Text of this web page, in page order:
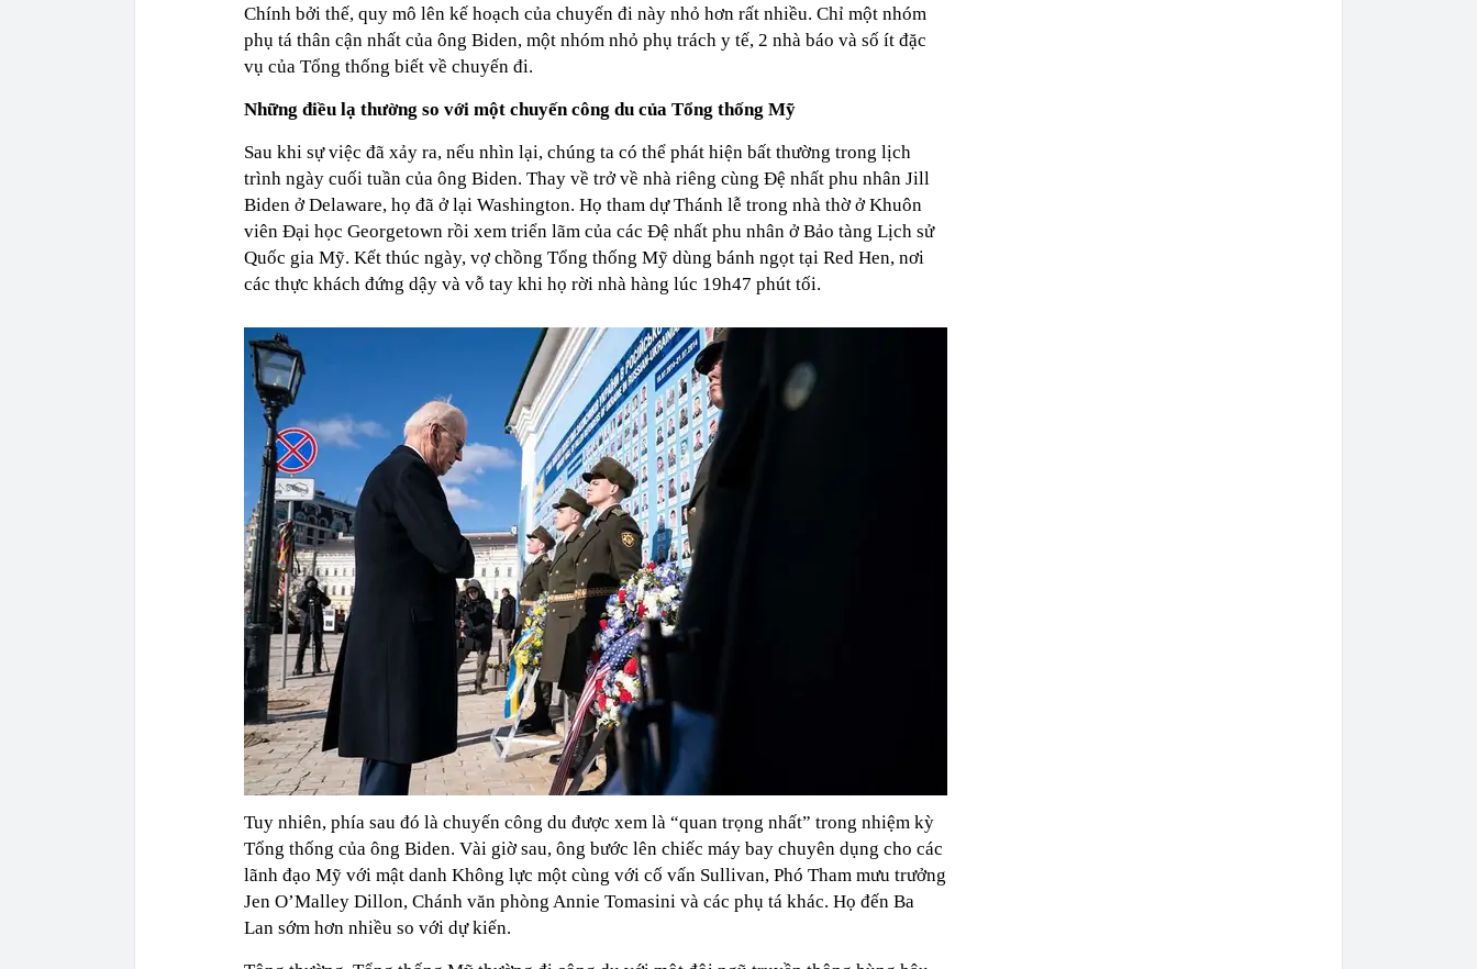
Chính bởi thế, quy mô lên kế hoạch của chuyến đi này nhỏ hơn rất nhiều. Chỉ một nhóm
phụ tá thân cận nhất của ông Biden, một nhóm nhỏ phụ trách y tế, 2 nhà báo và số ít đặc
vụ của Tổng thống biết về chuyến đi.
Những điều lạ thường so với một chuyến công du của Tổng thống Mỹ
Sau khi sự việc đã xảy ra, nếu nhìn lại, chúng ta có thể phát hiện bất thường trong lịch
trình ngày cuối tuần của ông Biden. Thay về trở về nhà riêng cùng Đệ nhất phu nhân Jill
Biden ở Delaware, họ đã ở lại Washington. Họ tham dự Thánh lễ trong nhà thờ ở Khuôn
viên Đại học Georgetown rồi xem triển lãm của các Đệ nhất phu nhân ở Bảo tàng Lịch sử
Quốc gia Mỹ. Kết thúc ngày, vợ chồng Tổng thống Mỹ dùng bánh ngọt tại Red Hen, nơi
các thực khách đứng dậy và vỗ tay khi họ rời nhà hàng lúc 19h47 phút tối.
Tuy nhiên, phía sau đó là chuyến công du được xem là “quan trọng nhất” trong nhiệm kỳ
Tổng thống của ông Biden. Vài giờ sau, ông bước lên chiếc máy bay chuyên dụng cho các
lãnh đạo Mỹ với mật danh Không lực một cùng với cố vấn Sullivan, Phó Tham mưu trưởng
Jen O’Malley Dillon, Chánh văn phòng Annie Tomasini và các phụ tá khác. Họ đến Ba
Lan sớm hơn nhiều so với dự kiến.